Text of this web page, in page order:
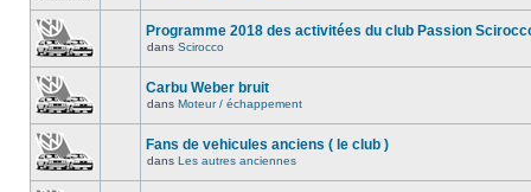
Programme 2018 des activitées du club Passion
dans Scirocco
Carbu Weber bruit
dans Moteur / échappement
Fans de vehicules anciens ( le club )
dans Les autres anciennes